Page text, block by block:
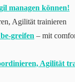
managen können!
Agilität trainieren
greifen – mit
Agilität